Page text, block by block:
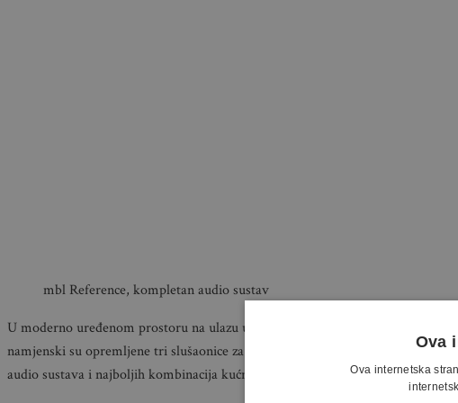
mbl Reference, kompletan audio sustav
U moderno uređenom prostoru na ulazu u gornjogradsku jezgru Zagreba, u
namjenski su opremljene tri slušaonice za demonstraciju vrhunskih best-buy
audio sustava i najboljih kombinacija kućnih kina.
Ova
Ova internetska